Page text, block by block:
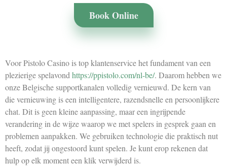
Book Online
Voor Pistolo Casino is top klantenservice het fundament van een
plezierige spelavond https://ppistolo.com/nl-be/. Daarom hebben we
onze Belgische supportkanalen volledig vernieuwd. De kern van
die vernieuwing is een intelligentere, razendsnelle en persoonlijkere
chat. Dit is geen kleine aanpassing, maar een ingrijpende
verandering in de wijze waarop we met spelers in gesprek gaan en
problemen aanpakken. We gebruiken technologie die praktisch nut
heeft, zodat jij ongestoord kunt spelen. Je kunt erop rekenen dat
hulp op elk moment een klik verwijderd is.